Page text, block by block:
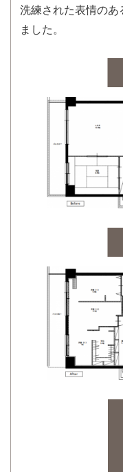
洗練された表情のあ
ました。